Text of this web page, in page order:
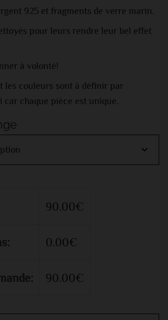
925 et fragments de verre marin.
pour leurs rendre leur bel effet
à volonté!
les couleurs sont à définir par
car chaque pièce est unique.
90.00€
0.00€
90.00€